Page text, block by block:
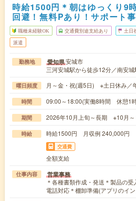
時給1500円＊朝はゆっくり9
回避！無料Pあり！サポート
職種未経験OK 交通費別途支給あり 土日
派遣
勤務地 愛知県安城市
三河安城駅から徒歩12分／南安
曜日頻度 月～金・祝(週5日) ※土日休み／
時間 09:00～18:00(実働8時間 休憩1
期間 2026年10月上旬～長期 ※10月～
時給 時給1500円 月収例 240,000円
交通費
全額支給
仕事内容 営業事務
＊各種書類作成・発送＊製品の
電話対応＊棚卸準備(アプリのイ